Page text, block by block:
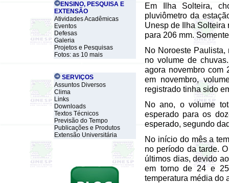
Em Ilha Solteira,
pluviômetro da
Unesp de Ilha Solteira
para 206 mm.
No Noroeste
no volume de
agora novembro com
em novembro,
registrado tinha sido
No ano, o volume
esperado para os
esperado, segundo
No início do mês a
no período da tarde.
últimos dias, devido
em torno de 24 e
temperatura média do
ENSINO, PESQUISA E
EXTENSÃO
Atividades Acadêmicas
Eventos
Defesas
Galeria
Projetos e Pesquisas
Fotos: as 10 mais
SERVIÇOS
Assuntos Diversos
Clima
Links
Downloads
Textos Técnicos
Previsão do Tempo
Publicações e Produtos
Extensão Universitária